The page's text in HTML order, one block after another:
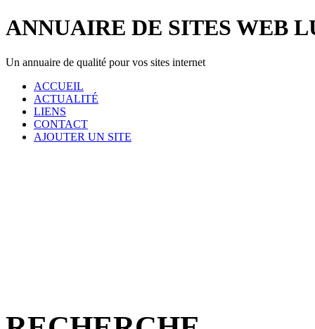
ANNUAIRE DE SITES WEB
Un annuaire de qualité pour vos sites internet
ACCUEIL
ACTUALITÉ
LIENS
CONTACT
AJOUTER UN SITE